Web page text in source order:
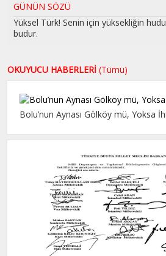
GÜNÜN SÖZÜ
Yüksel Türk! Senin için yüksekliğin
budur.
OKUYUCU HABERLERİ (Tümü)
Bolu’nun Aynası Gölköy mü, Yoksa